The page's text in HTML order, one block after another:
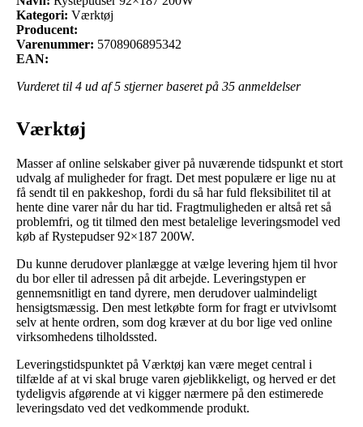
Kategori: Værktøj
Producent:
Varenummer: 5708906895342
EAN:
Vurderet til 4 ud af 5 stjerner baseret på 35 anmeldelser
Værktøj
Masser af online selskaber giver på nuværende tidspunkt et stort
udvalg af muligheder for fragt. Det mest populære er lige nu at
få sendt til en pakkeshop, fordi du så har fuld fleksibilitet til at
hente dine varer når du har tid. Fragtmuligheden er altså ret så
problemfri, og tit tilmed den mest betalelige leveringsmodel ved
køb af Rystepudser 92×187 200W.
Du kunne derudover planlægge at vælge levering hjem til hvor
du bor eller til adressen på dit arbejde. Leveringstypen er
gennemsnitligt en tand dyrere, men derudover ualmindeligt
hensigtsmæssig. Den mest letkøbte form for fragt er utvivlsomt
selv at hente ordren, som dog kræver at du bor lige ved online
virksomhedens tilholdssted.
Leveringstidspunktet på Værktøj kan være meget central i
tilfælde af at vi skal bruge varen øjeblikkeligt, og herved er det
tydeligvis afgørende at vi kigger nærmere på den estimerede
leveringsdato ved det vedkommende produkt.